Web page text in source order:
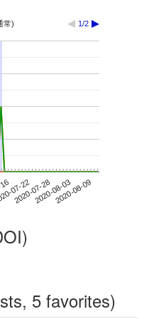
常) 1/2
07-22
2020-07-282020-08-032020-08-09
5 favorites)